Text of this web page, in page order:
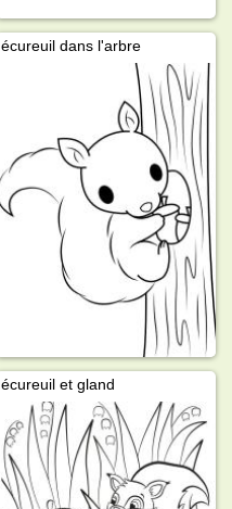
écureuil dans l'arbre
écureuil et gland